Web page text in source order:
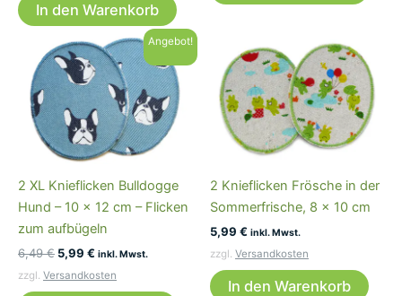
In den Warenkorb
Angebot!
2 XL Knieflicken Bulldogge
Hund – 10 x 12 cm – Flicken
zum aufbügeln
6,49€ Ursprünglicher
war:
5,99 € Aktueller
ist:
inkl. Mwst.
zzgl. Versandkosten
2 Knieflicken Frösche in der
Sommerfrische, 8 x 10 cm
5,99 € inkl. Mwst.
zzgl. Versandkosten
In den Warenkorb